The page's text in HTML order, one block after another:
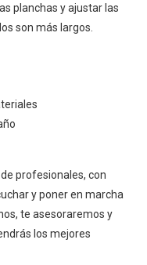
planchas y ajustar las
son más largos.
profesionales, con
y poner en marcha
te asesoraremos y
los mejores